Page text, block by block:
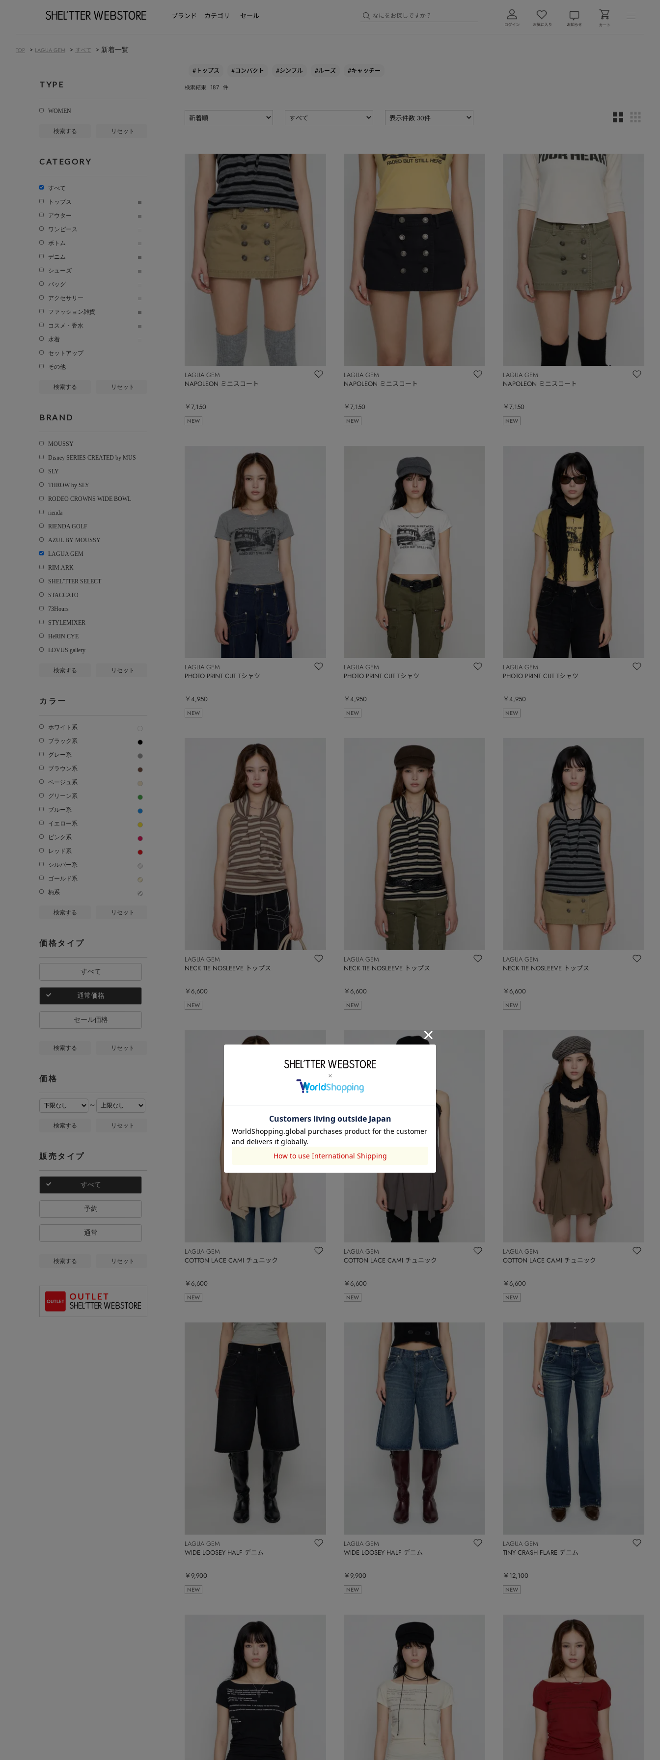
ブランド カテゴリ セール
TOP > LAGUA GEM > すべて > 新着一覧
TYPE
WOMEN
検索する リセット
CATEGORY
すべて
トップス
アウター
ワンピース
ボトム
デニム
シューズ
バッグ
アクセサリー
ファッション雑貨
コスメ・香水
水着
セットアップ
その他
検索する リセット
BRAND
MOUSSY
Disney SERIES CREATED by MUS
SLY
THROW by SLY
RODEO CROWNS WIDE BOWL
rienda
RIENDA GOLF
AZUL BY MOUSSY
LAGUA GEM
RIM.ARK
SHEL’TTER SELECT
STACCATO
73Hours
STYLEMIXER
HeRIN.CYE
LOVUS gallery
検索する リセット
カラー
ホワイト系
ブラック系
グレー系
ブラウン系
ベージュ系
グリーン系
ブルー系
イエロー系
ピンク系
レッド系
シルバー系
ゴールド系
柄系
検索する リセット
価格タイプ
すべて
通常価格
セール価格
検索する リセット
価格
～
検索する リセット
販売タイプ
すべて
予約
通常
検索する リセット
#トップス #コンパクト #シンプル #ルーズ #キャッチー
検索結果 187 件
LAGUA GEM
NAPOLEON ミニスコート
￥7,150
NEW
LAGUA GEM
NAPOLEON ミニスコート
￥7,150
NEW
LAGUA GEM
NAPOLEON ミニスコート
￥7,150
NEW
LAGUA GEM
PHOTO PRINT CUT Tシャツ
￥4,950
NEW
LAGUA GEM
PHOTO PRINT CUT Tシャツ
￥4,950
NEW
LAGUA GEM
PHOTO PRINT CUT Tシャツ
￥4,950
NEW
LAGUA GEM
NECK TIE NOSLEEVE トップス
￥6,600
NEW
LAGUA GEM
NECK TIE NOSLEEVE トップス
￥6,600
NEW
LAGUA GEM
NECK TIE NOSLEEVE トップス
￥6,600
NEW
LAGUA GEM
COTTON LACE CAMI チュニック
￥6,600
NEW
LAGUA GEM
COTTON LACE CAMI チュニック
￥6,600
NEW
LAGUA GEM
COTTON LACE CAMI チュニック
￥6,600
NEW
LAGUA GEM
WIDE LOOSEY HALF デニム
￥9,900
NEW
LAGUA GEM
WIDE LOOSEY HALF デニム
￥9,900
NEW
LAGUA GEM
TINY CRASH FLARE デニム
￥12,100
NEW